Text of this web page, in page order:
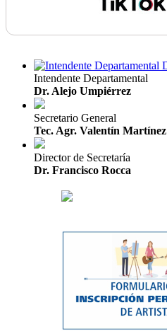
Intendente Departamental
Dr. Alejo Umpiérrez
Secretario General
Tec. Agr. Valentín Martínez
Director de Secretaría
Dr. Francisco Rocca